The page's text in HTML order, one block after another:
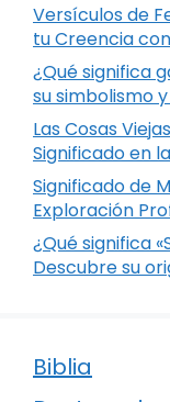
Versículos de
tu Creencia
¿Qué significa
su simbolismo
Las Cosas
Significado en
Significado de
Exploración
¿Qué significa
Descubre su
Biblia